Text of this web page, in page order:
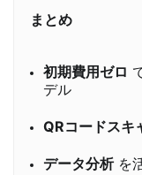
まとめ
初期費用ゼロ
デル
QRコードスキ
データ分析を